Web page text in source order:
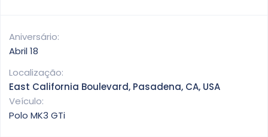
Aniversário
Abril 18
Localização
East California Boulevard, Pasadena, CA, USA
Veículo
Polo MK3 GTi